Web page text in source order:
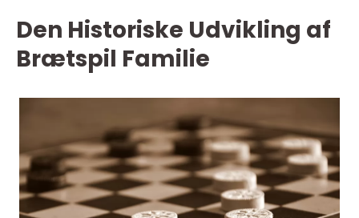
Den Historiske Udvikling af
Brætspil Familie